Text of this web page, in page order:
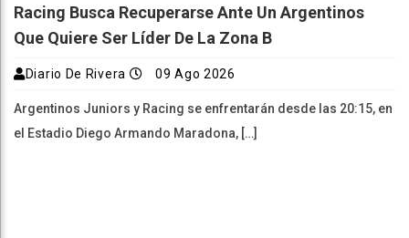
Racing Busca Recuperarse Ante Un Argentinos
Que Quiere Ser Líder De La Zona B
Diario De Rivera 09 Ago 2026
Argentinos Juniors y Racing se enfrentarán desde las 20:15, en
el Estadio Diego Armando Maradona, […]